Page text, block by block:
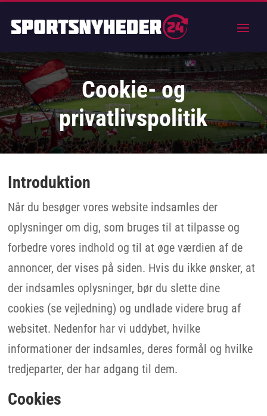
Cookie- og
privatlivspolitik
Introduktion
Når du besøger vores website indsamles der
oplysninger om dig, som bruges til at tilpasse og
forbedre vores indhold og til at øge værdien af de
annoncer, der vises på siden. Hvis du ikke ønsker, at
der indsamles oplysninger, bør du slette dine
cookies (se vejledning) og undlade videre brug af
websitet. Nedenfor har vi uddybet, hvilke
informationer der indsamles, deres formål og hvilke
tredjeparter, der har adgang til dem.
Cookies